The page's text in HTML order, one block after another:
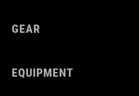
GEAR
EQUIPMENT